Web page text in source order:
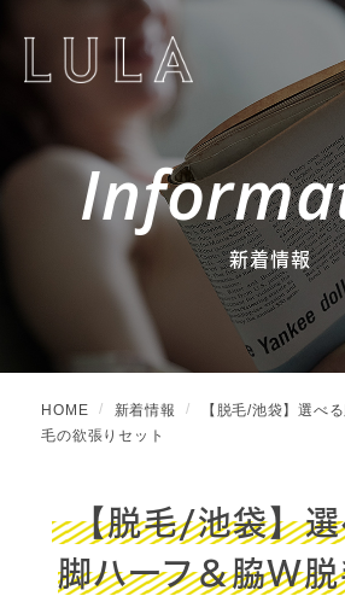
新着情報
HOME 新着情報
【脱毛/池袋】選べ
毛の欲張りセット
【脱毛/池袋】
脚ハーフ＆脇W